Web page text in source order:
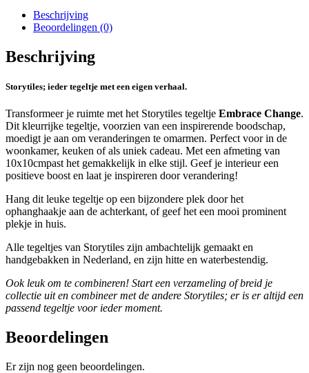
Beschrijving
Beoordelingen (0)
Beschrijving
Storytiles; ieder tegeltje met een eigen verhaal.
Transformeer je ruimte met het Storytiles tegeltje Embrace Change.
Dit kleurrijke tegeltje, voorzien van een inspirerende boodschap,
moedigt je aan om veranderingen te omarmen. Perfect voor in de
woonkamer, keuken of als uniek cadeau. Met een afmeting van
10x10cmpast het gemakkelijk in elke stijl. Geef je interieur een
positieve boost en laat je inspireren door verandering!
Hang dit leuke tegeltje op een bijzondere plek door het
ophanghaakje aan de achterkant, of geef het een mooi prominent
plekje in huis.
Alle tegeltjes van Storytiles zijn ambachtelijk gemaakt en
handgebakken in Nederland, en zijn hitte en waterbestendig.
Ook leuk om te combineren! Start een verzameling of breid je
collectie uit en combineer met de andere Storytiles; er is er altijd een
passend tegeltje voor ieder moment.
Beoordelingen
Er zijn nog geen beoordelingen.